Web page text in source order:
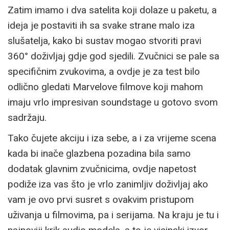
Zatim imamo i dva satelita koji dolaze u paketu, a
ideja je postaviti ih sa svake strane malo iza
slušatelja, kako bi sustav mogao stvoriti pravi
360° doživljaj gdje god sjedili. Zvučnici se pale sa
specifičnim zvukovima, a ovdje je za test bilo
odlično gledati Marvelove filmove koji mahom
imaju vrlo impresivan soundstage u gotovo svom
sadržaju.
Tako čujete akciju i iza sebe, a i za vrijeme scena
kada bi inače glazbena pozadina bila samo
dodatak glavnim zvučnicima, ovdje napetost
podiže iza vas što je vrlo zanimljiv doživljaj ako
vam je ovo prvi susret s ovakvim pristupom
uživanja u filmovima, pa i serijama. Na kraju je tu i